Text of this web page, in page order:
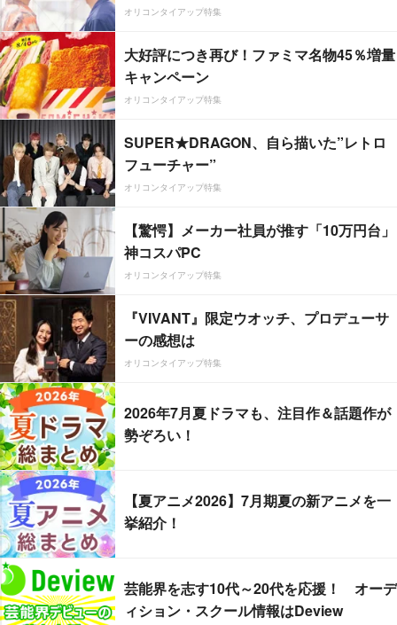
オリコンタイアップ特集
大好評につき再び！ファミマ名物45％増量
キャンペーン
オリコンタイアップ特集
SUPER★DRAGON、自ら描いた”レトロ
フューチャー”
オリコンタイアップ特集
【驚愕】メーカー社員が推す「10万円台」
神コスパPC
オリコンタイアップ特集
『VIVANT』限定ウオッチ、プロデューサ
ーの感想は
オリコンタイアップ特集
2026年7月夏ドラマも、注目作＆話題作が
勢ぞろい！
【夏アニメ2026】7月期夏の新アニメを一
挙紹介！
芸能界を志す10代～20代を応援！ オーデ
ィション・スクール情報はDeview